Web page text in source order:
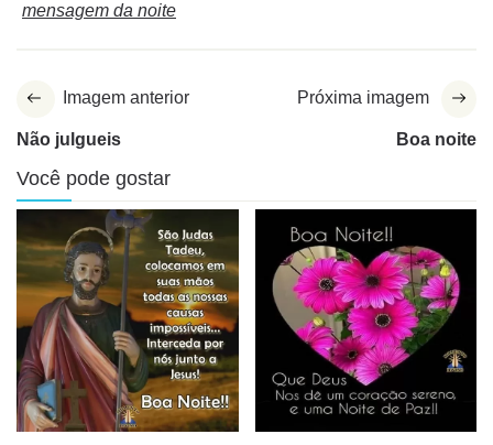
mensagem da noite
Imagem anterior
Não julgueis
Próxima imagem
Boa noite
Você pode gostar